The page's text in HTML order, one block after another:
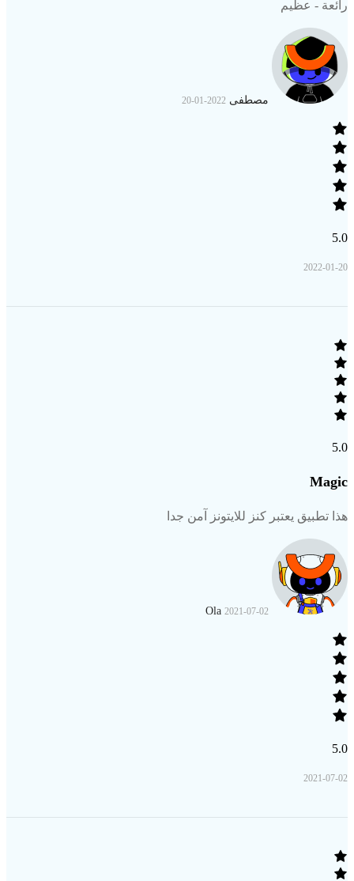
رائعة - عظيم
مصطفى 2022-01-20
5.0
2022-01-20
5.0
Magic
هذا تطبيق يعتبر كنز للايتونز آمن جدا
Ola 2021-07-02
5.0
2021-07-02